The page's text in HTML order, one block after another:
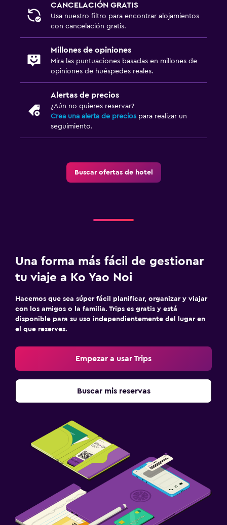
CANCELACIÓN GRATIS
Usa nuestro filtro para encontrar alojamientos
con cancelación gratis.
Millones de opiniones
Mira las puntuaciones basadas en millones de
opiniones de huéspedes reales.
Alertas de precios
¿Aún no quieres reservar?
Crea una alerta de precios para realizar un
seguimiento.
Buscar ofertas de hotel
Una forma más fácil de gestionar
tu viaje a Ko Yao Noi
Hacemos que sea súper fácil planificar, organizar y viajar
con los amigos o la familia. Trips es gratis y está
disponible para su uso independientemente del lugar en
el que reserves.
Empezar a usar Trips
Buscar mis reservas